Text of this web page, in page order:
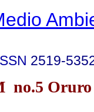
2519-
no.5